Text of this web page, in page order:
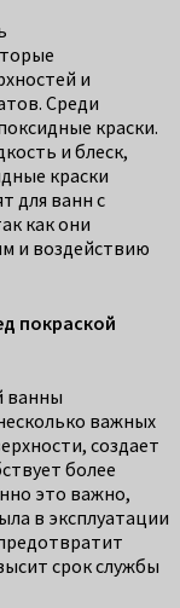
и
Среди
краски.
и блеск,
краски
для ванн с
как они
и воздействию
покраской
ванны
важных
создает
более
это важно,
в эксплуатации
срок службы